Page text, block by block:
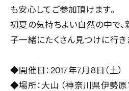
も安心してご参加頂けます。
初夏の気持ちよい自然の中で
子一緒にたくさん見つけに行き
◆開催日：2017年7月8日（土）
◆場所：大山 （神奈川県伊勢原